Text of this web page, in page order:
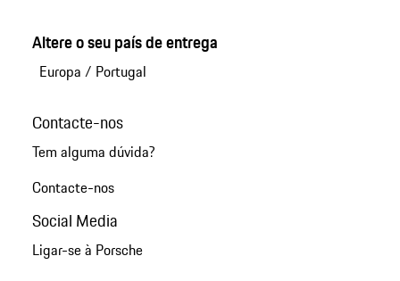
Altere o seu país de entrega
Europa / Portugal
Contacte-nos
Tem alguma dúvida?
Contacte-nos
Social Media
Ligar-se à Porsche